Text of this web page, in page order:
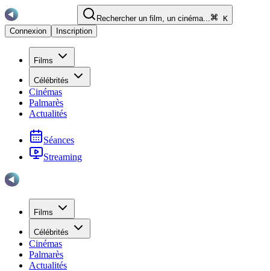
Rechercher un film, un cinéma...
K
Connexion
Inscription
Films
Célébrités
Cinémas
Palmarès
Actualités
Séances
Streaming
Films
Célébrités
Cinémas
Palmarès
Actualités